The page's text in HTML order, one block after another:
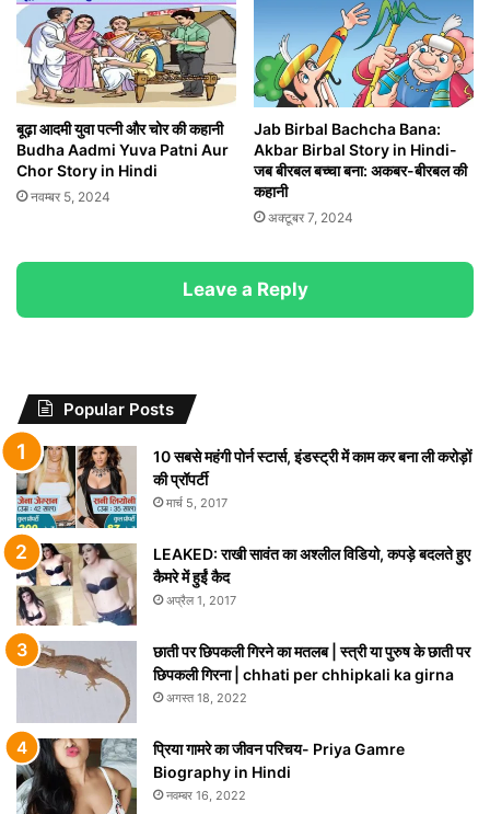
बूढ़ा आदमी युवा पत्नी और चोर की कहानी
Budha Aadmi Yuva Patni Aur
Chor Story in Hindi
नवम्बर 5, 2024
Jab Birbal Bachcha Bana:
Akbar Birbal Story in Hindi-
जब बीरबल बच्चा बना: अकबर-बीरबल की
कहानी
अक्टूबर 7, 2024
Leave a Reply
Popular Posts
10 सबसे महंगी पोर्न स्टार्स, इंडस्ट्री में काम कर बना ली करोड़ों
की प्रॉपर्टी
मार्च 5, 2017
LEAKED: राखी सावंत का अश्लील विडियो, कपड़े बदलते हुए
कैमरे में हुईं कैद
अप्रैल 1, 2017
छाती पर छिपकली गिरने का मतलब | स्त्री या पुरुष के छाती पर
छिपकली गिरना | chhati per chhipkali ka girna
अगस्त 18, 2022
प्रिया गामरे का जीवन परिचय- Priya Gamre
Biography in Hindi
नवम्बर 16, 2022